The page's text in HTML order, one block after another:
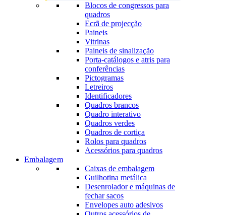
Blocos de congressos para
quadros
Ecrã de projecção
Paineis
Vitrinas
Paineis de sinalização
Porta-catálogos e atris para
conferências
Pictogramas
Letreiros
Identificadores
Quadros brancos
Quadro interativo
Quadros verdes
Quadros de cortiça
Rolos para quadros
Acessórios para quadros
Embalagem
Caixas de embalagem
Guilhotina metálica
Desenrolador e máquinas de
fechar sacos
Envelopes auto adesivos